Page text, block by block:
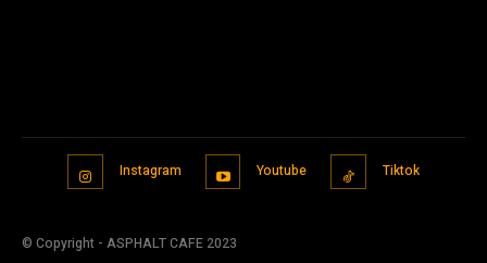
Instagram Youtube Tiktok
© Copyright - ASPHALT CAFE 2023